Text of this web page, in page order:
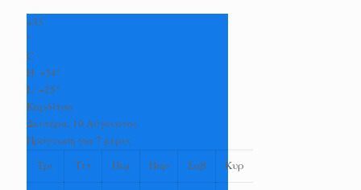
+33
°
C
H: +34°
L: +25°
Καρδίτσα
Δευτέρα, 10 Αύγουστος
Πρόγνωση για 7 μέρες
Τρι
Τετ Πεμ Παρ Σαβ Κυρ